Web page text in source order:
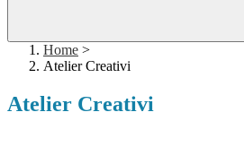
Home >
Atelier Creativi
Atelier Creativi